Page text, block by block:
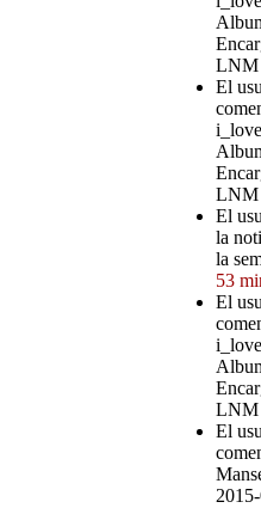
LNM
El
LNM
El
la
la
53
El
LNM
El